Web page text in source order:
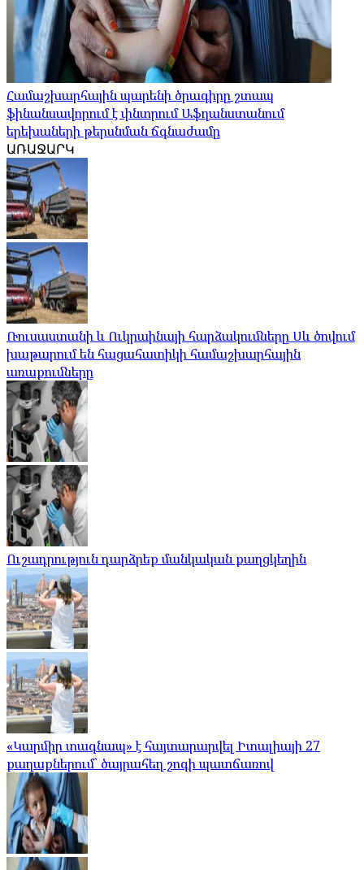
Համաշխարհային պարենի ծրագիրը շտապ
ֆինանսավորում է փնտրում Աֆղանստանում
երեխաների թերսնման ճգնաժամը
ԱՌԱՋԱՐԿ
Ռուսաստանի և Ուկրաինայի հարձակումները Սև ծովում
խաթարում են հացահատիկի համաշխարհային
առաքումները
Ուշադրություն դարձրեք մանկական քաղցկեղին
«Կարմիր տագնապ» է հայտարարվել Իտալիայի 27
քաղաքներում՝ ծայրահեղ շոգի պատճառով